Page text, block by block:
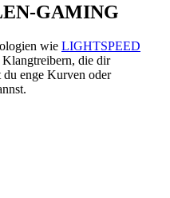
GAMING
wie LIGHTSPEED
die dir
du enge Kurven oder